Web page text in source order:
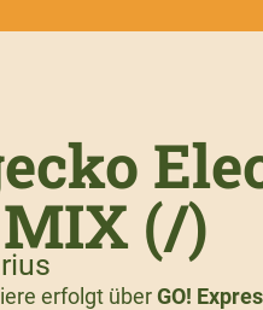
(/)
erfolgt überGO!